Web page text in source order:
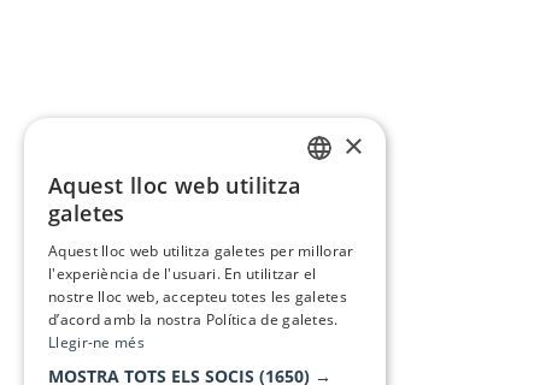
×
Aquest lloc web utilitza
galetes
Aquest lloc web utilitza galetes per millorar
l'experiència de l'usuari. En utilitzar el
nostre lloc web, accepteu totes les galetes
d’acord amb la nostra Política de galetes.
Llegir-ne més
MOSTRA TOTS ELS SOCIS (1650) →